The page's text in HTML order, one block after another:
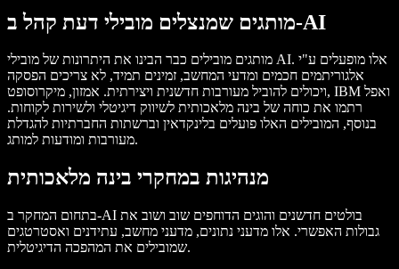
מותגים שמנצלים מובילי דעת קהל ב-AI
מותגים מובילים כבר הבינו את היתרונות של מובילי AI. אלו מופעלים ע"י
אלגוריתמים חכמים ומדעי המחשב, זמינים תמיד, לא צריכים הפסקה
ויכולים להוביל מעורבות חדשנית ויצירתית. אמזון, מיקרוסופט, IBM ואפל
רתמו את כוחה של בינה מלאכותית לשיווק דיגיטלי ולשירות לקוחות.
בנוסף, המובילים האלו פועלים בלינקדאין וברשתות החברתיות להגדלת
מעורבות ומודעות למותג.
מנהיגות במחקרי בינה מלאכותית
בתחום המחקר ב-AI בולטים חדשנים והוגים הדוחפים שוב ושוב את
גבולות האפשרי. אלו מדעני נתונים, מדעני מחשב, עתידנים ואסטרטגים
שמובילים את המהפכה הדיגיטלית.